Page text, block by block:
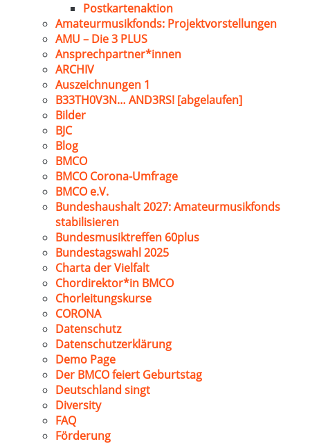
Postkartenaktion
Amateurmusikfonds: Projektvorstellungen
AMU – Die 3 PLUS
Ansprechpartner*innen
ARCHIV
Auszeichnungen 1
B33TH0V3N… AND3RS! [abgelaufen]
Bilder
BJC
Blog
BMCO
BMCO Corona-Umfrage
BMCO e.V.
Bundeshaushalt 2027: Amateurmusikfonds
stabilisieren
Bundesmusiktreffen 60plus
Bundestagswahl 2025
Charta der Vielfalt
Chordirektor*in BMCO
Chorleitungskurse
CORONA
Datenschutz
Datenschutzerklärung
Demo Page
Der BMCO feiert Geburtstag
Deutschland singt
Diversity
FAQ
Förderung